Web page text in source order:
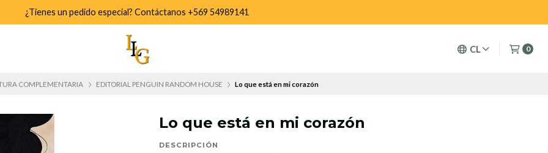
CL 0
¿Tienes un pedido especial? Contáctanos +569 54989141
COMPLEMENTARIA EDITORIAL PENGUIN RANDOM HOUSE Lo que está en mi corazón
Lo que está en mi corazón
DESCRIPCIÓN